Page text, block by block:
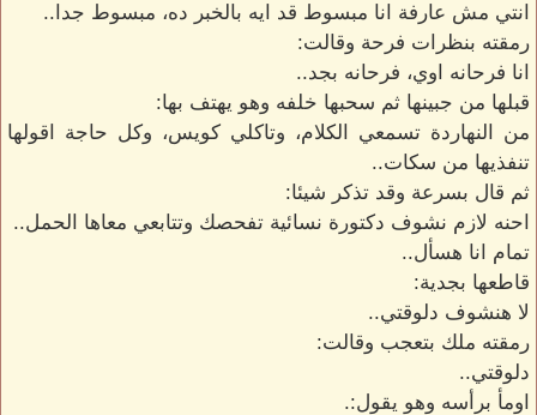
انتي مش عارفة انا مبسوط قد ايه بالخبر ده، مبسوط جدا..
رمقته بنظرات فرحة وقالت:
انا فرحانه اوي، فرحانه بجد..
قبلها من جبينها ثم سحبها خلفه وهو يهتف بها:
من النهاردة تسمعي الكلام، وتاكلي كويس، وكل حاجة اقولها
تنفذيها من سكات..
ثم قال بسرعة وقد تذكر شيئا:
احنه لازم نشوف دكتورة نسائية تفحصك وتتابعي معاها الحمل..
تمام انا هسأل..
قاطعها بجدية:
لا هنشوف دلوقتي..
رمقته ملك بتعجب وقالت:
دلوقتي..
اومأ برأسه وهو يقول:.